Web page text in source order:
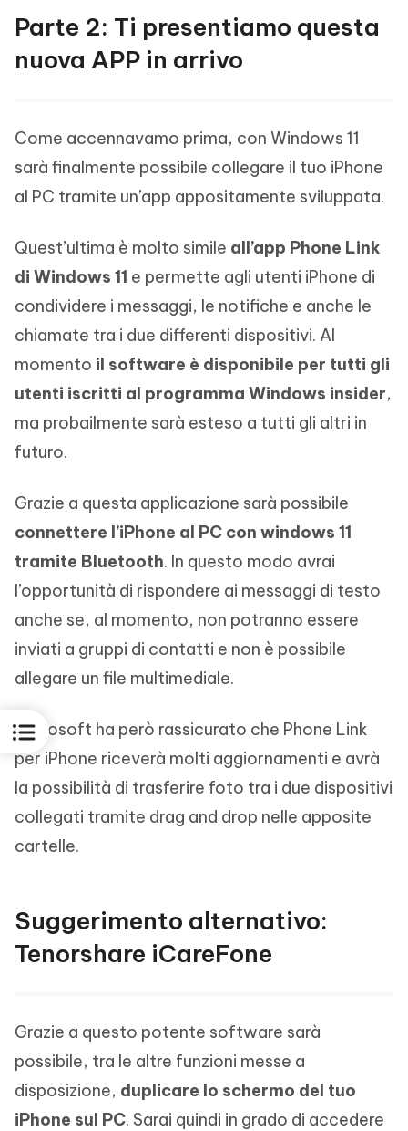
Parte 2: Ti presentiamo questa
nuova APP in arrivo
Come accennavamo prima, con Windows 11
sarà finalmente possibile collegare il tuo iPhone
al PC tramite un’app appositamente sviluppata.
Quest’ultima è molto simile all’app Phone Link
di Windows 11 e permette agli utenti iPhone di
condividere i messaggi, le notifiche e anche le
chiamate tra i due differenti dispositivi. Al
momento il software è disponibile per tutti gli
utenti iscritti al programma Windows insider,
ma probailmente sarà esteso a tutti gli altri in
futuro.
Grazie a questa applicazione sarà possibile
connettere l’iPhone al PC con windows 11
tramite Bluetooth. In questo modo avrai
l’opportunità di rispondere ai messaggi di testo
anche se, al momento, non potranno essere
inviati a gruppi di contatti e non è possibile
allegare un file multimediale.
Microsoft ha però rassicurato che Phone Link
per iPhone riceverà molti aggiornamenti e avrà
la possibilità di trasferire foto tra i due dispositivi
collegati tramite drag and drop nelle apposite
cartelle.
Suggerimento alternativo:
Tenorshare iCareFone
Grazie a questo potente software sarà
possibile, tra le altre funzioni messe a
disposizione, duplicare lo schermo del tuo
iPhone sul PC. Sarai quindi in grado di accedere